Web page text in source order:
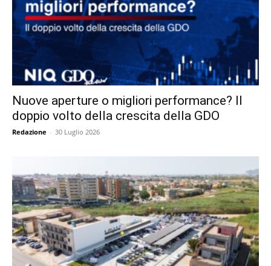
Nuove aperture o migliori performance? Il
doppio volto della crescita della GDO
Redazione - 30 Luglio 2026